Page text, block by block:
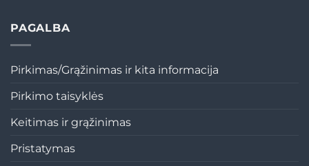
PAGALBA
Pirkimas/Grąžinimas ir kita informacija
Pirkimo taisyklės
Keitimas ir grąžinimas
Pristatymas